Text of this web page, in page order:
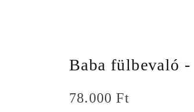
Baba fülbevaló
78.000 Ft